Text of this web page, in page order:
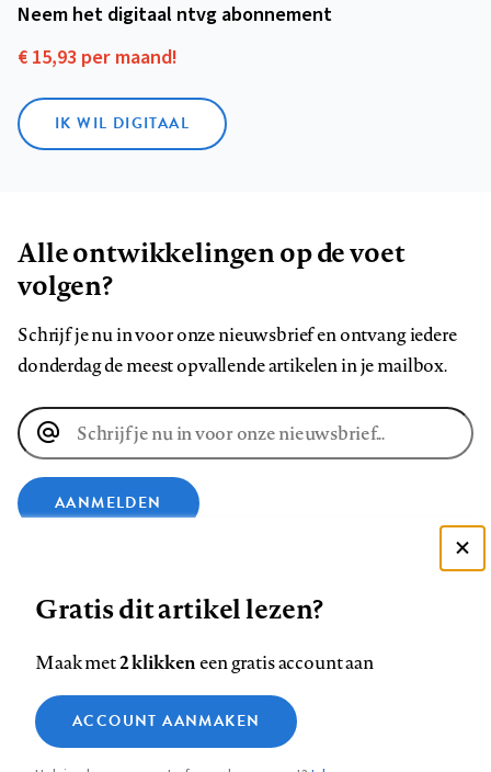
Neem het digitaal ntvg abonnement
€ 15,93 per maand!
IK WIL DIGITAAL
Alle ontwikkelingen op de voet
volgen?
Schrijf je nu in voor onze nieuwsbrief en ontvang iedere
donderdag de meest opvallende artikelen in je mailbox.
E-
mailadres
AANMELDEN
op
Facebook
op
LinkedIn
op
Bluesky
ons
op
InstagramYouTube
Footer
Contact Colofon Disclaimer Privacy
Medische vragen verdienen
betrouwbare antwoorden
Gratis dit artikel lezen?
Maak met2 klikkeneen gratis account aan
ACCOUNT AANMAKEN
Zie onze cookie policy
Analytische cookies